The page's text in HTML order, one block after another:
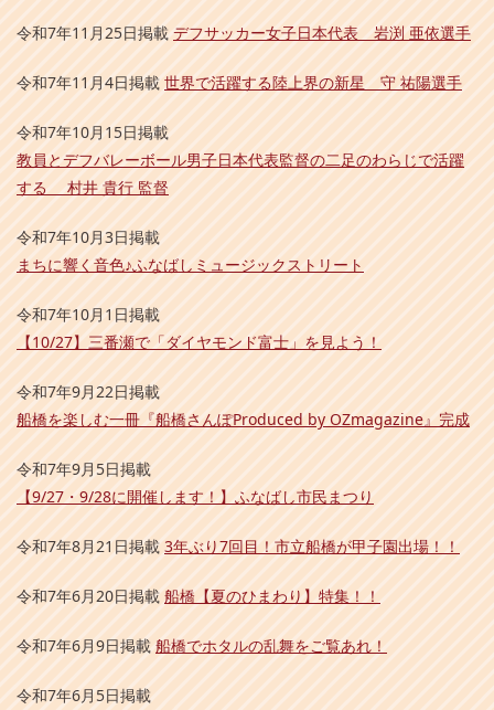
令和7年11月25日掲載 デフサッカー女子日本代表 岩渕 亜依選手
令和7年11月4日掲載 世界で活躍する陸上界の新星 守 祐陽選手
令和7年10月15日掲載
教員とデフバレーボール男子日本代表監督の二足のわらじで活躍
する 村井 貴行 監督
令和7年10月3日掲載
まちに響く音色♪ふなばしミュージックストリート
令和7年10月1日掲載
【10/27】三番瀬で「ダイヤモンド富士」を見よう！
令和7年9月22日掲載
船橋を楽しむ一冊『船橋さんぽProduced by OZmagazine』完成
令和7年9月5日掲載
【9/27・9/28に開催します！】ふなばし市民まつり
令和7年8月21日掲載 3年ぶり7回目！市立船橋が甲子園出場！！
令和7年6月20日掲載 船橋【夏のひまわり】特集！！
令和7年6月9日掲載 船橋でホタルの乱舞をご覧あれ！
令和7年6月5日掲載